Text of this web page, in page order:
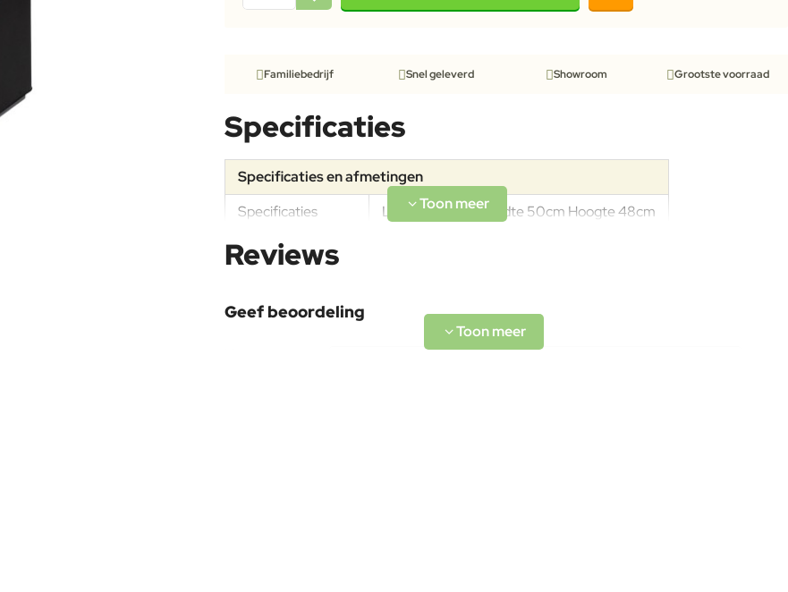
Familiebedrijf Snel geleverd Showroom Grootste voorraad
Specificaties
Specificaties en afmetingen
Specificaties
Lengte 50cm Breedte 50cm Hoogte 48cm
Reviews
Geef beoordeling